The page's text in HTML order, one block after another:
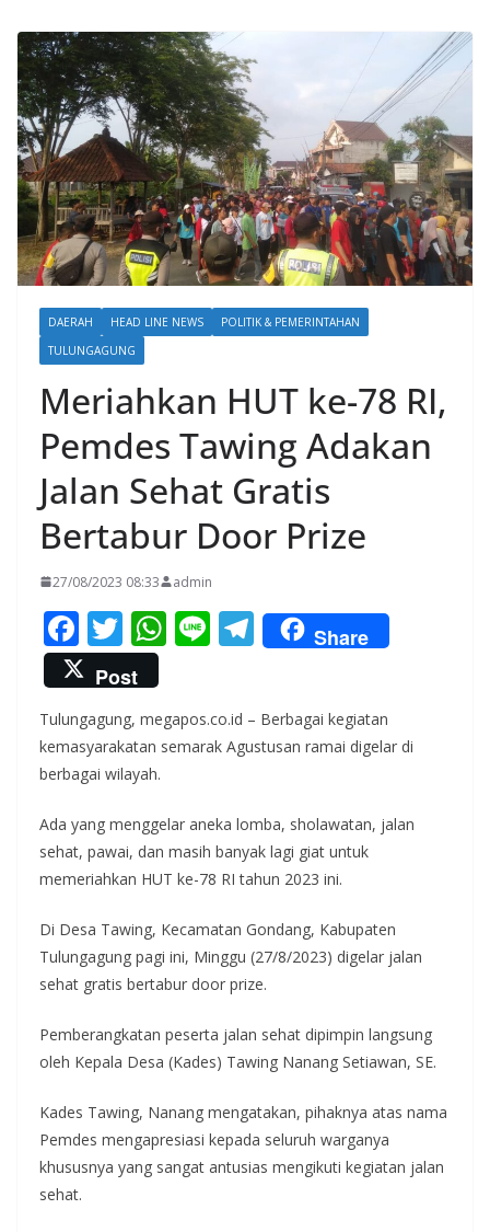
DAERAH HEAD LINE NEWS
POLITIK & PEMERINTAHAN
TULUNGAGUNG
Meriahkan HUT ke-78 RI,
Pemdes Tawing Adakan
Jalan Sehat Gratis
Bertabur Door Prize
27/08/2023 08:33 admin
F
ac
e
b
o
k
T
w
itt
er
W
s
A
p
Li T
el
gr
a
Share
Post
Tulungagung, megapos.co.id – Berbagai kegiatan
kemasyarakatan semarak Agustusan ramai digelar di
berbagai wilayah.
Ada yang menggelar aneka lomba, sholawatan, jalan
sehat, pawai, dan masih banyak lagi giat untuk
memeriahkan HUT ke-78 RI tahun 2023 ini.
Di Desa Tawing, Kecamatan Gondang, Kabupaten
Tulungagung pagi ini, Minggu (27/8/2023) digelar jalan
sehat gratis bertabur door prize.
Pemberangkatan peserta jalan sehat dipimpin langsung
oleh Kepala Desa (Kades) Tawing Nanang Setiawan, SE.
Kades Tawing, Nanang mengatakan, pihaknya atas nama
Pemdes mengapresiasi kepada seluruh warganya
khususnya yang sangat antusias mengikuti kegiatan jalan
sehat.